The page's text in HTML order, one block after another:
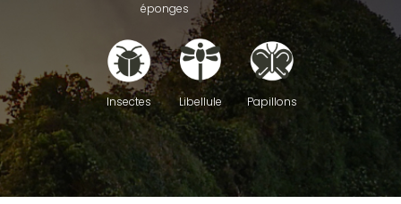
éponges
Insectes Libellule Papillons